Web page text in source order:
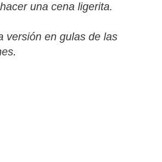
una cena ligerita.
versión en gulas de las